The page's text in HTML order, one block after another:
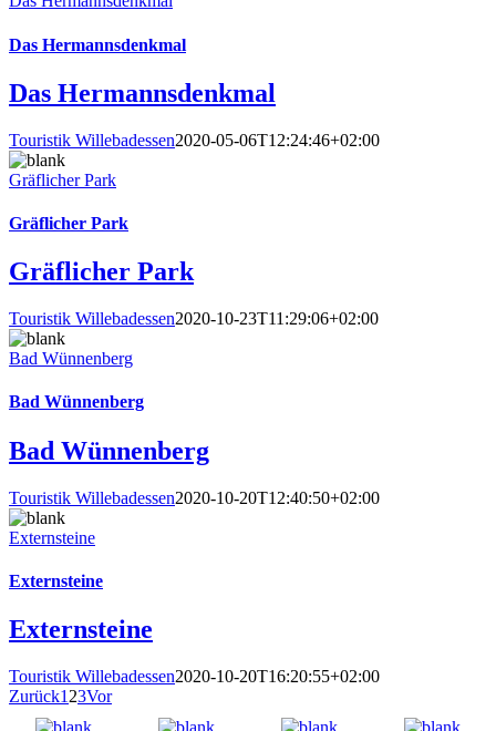
Das Hermannsdenkmal
Das Hermannsdenkmal
Touristik Willebadessen2020-05-06T12:24:46+02:00
Gräflicher Park
Gräflicher Park
Gräflicher Park
Touristik Willebadessen2020-10-23T11:29:06+02:00
Bad Wünnenberg
Bad Wünnenberg
Bad Wünnenberg
Touristik Willebadessen2020-10-20T12:40:50+02:00
Externsteine
Externsteine
Externsteine
Touristik Willebadessen2020-10-20T16:20:55+02:00
Zurück1 23Vor